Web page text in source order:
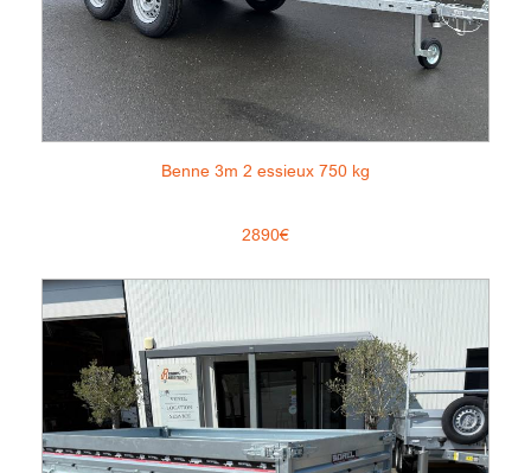
Benne 3m 2 essieux 750 kg
2890€